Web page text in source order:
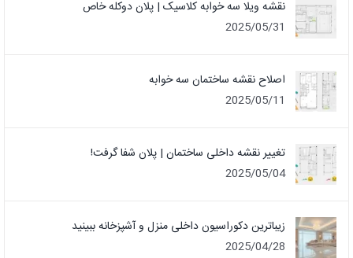
نقشه ویلا سه خوابه کلاسیک | پلان دوکله خاص
2025/05/31
اصلاح نقشه ساختمان سه خوابه
2025/05/11
تغییر نقشه داخلی ساختمان | پلان شفا گرفت!
2025/05/04
زیباترین دکوراسیون داخلی منزل و آشپزخانه ببینید
2025/04/28